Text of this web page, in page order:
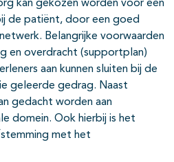
kan gekozen worden voor een
de patiënt, door een goed
Belangrijke voorwaarden
en overdracht (supportplan)
aan kunnen sluiten bij de
geleerde gedrag. Naast
gedacht worden aan
domein. Ook hierbij is het
met het